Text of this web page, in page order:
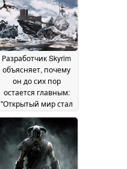
Разработчик Skyrim
объясняет, почему
он до сих пор
остается главным:
"Открытый мир стал
клише"18 October 2025